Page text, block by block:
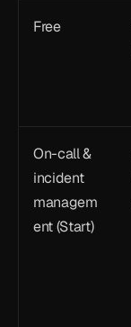
Free
On-call &
incident
managem
ent (Start)